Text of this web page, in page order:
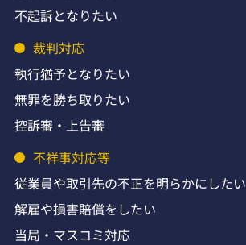
不起訴となりたい
裁判対応
執行猶予となりたい
無罪を勝ち取りたい
控訴審・上告審
不祥事対応等
従業員や取引先の不正を明らかにしたい
解雇や損害賠償をしたい
当局・マスコミ対応